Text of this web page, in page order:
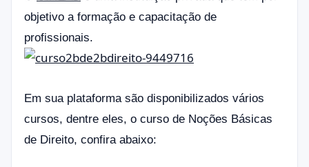
objetivo a formação e capacitação de
profissionais.
Em sua plataforma são disponibilizados vários
cursos, dentre eles, o curso de Noções Básicas
de Direito, confira abaixo: